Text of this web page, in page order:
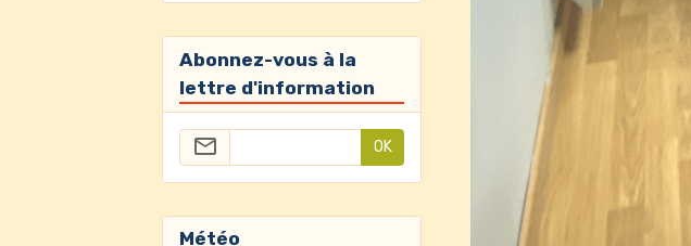
Abonnez-vous à la
lettre d'information
OK
Météo